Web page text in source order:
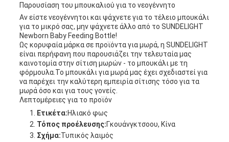
Παρουσίαση του μπουκαλιού για το νεογέννητο
Αν είστε νεογέννητοι και ψάχνετε για το τέλειο μπουκάλι
για το μικρό σας, μην ψάχνετε άλλο από το SUNDELIGHT
Newborn Baby Feeding Bottle!
Ως κορυφαία μάρκα σε προϊόντα για μωρά, η SUNDELIGHT
είναι περήφανη που παρουσιάζει την τελευταία μας
καινοτομία στην σίτιση μωρών - το μπουκάλι με τη
φόρμουλα.Το μπουκάλι για μωρά μας έχει σχεδιαστεί για
να παρέχει την καλύτερη εμπειρία σίτισης τόσο για τα
μωρά όσο και για τους γονείς.
Λεπτομέρειες για το προϊόν
Ετικέτα:Ηλιακό φως
Τόπος προέλευσης:Γκουάνγκτσοου, Κίνα
Σχήμα:Τυπικός λαιμός